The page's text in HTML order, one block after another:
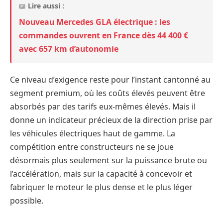
📖 Lire aussi :
Nouveau Mercedes GLA électrique : les
commandes ouvrent en France dès 44 400 €
avec 657 km d’autonomie
Ce niveau d’exigence reste pour l’instant cantonné au
segment premium, où les coûts élevés peuvent être
absorbés par des tarifs eux-mêmes élevés. Mais il
donne un indicateur précieux de la direction prise par
les véhicules électriques haut de gamme. La
compétition entre constructeurs ne se joue
désormais plus seulement sur la puissance brute ou
l’accélération, mais sur la capacité à concevoir et
fabriquer le moteur le plus dense et le plus léger
possible.